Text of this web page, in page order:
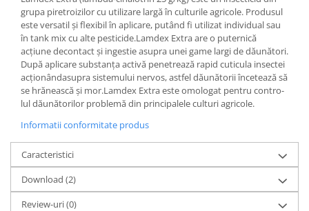
grupa piretroizilor cu utilizare largă în culturile agricole. Produsul
este versatil și flexibil în aplicare, putând fi utilizat individual sau
în tank mix cu alte pesticide.Lamdex Extra are o puternică
acțiune decontact și ingestie asupra unei game largi de dăunători.
După aplicare substanța activă penetrează rapid cuticula insectei
acționândasupra sistemului nervos, astfel dăunătorii încetează să
se hrănească și mor.Lamdex Extra este omologat pentru contro-
lul dăunătorilor problemă din principalele culturi agricole.
Informatii conformitate produs
Caracteristici
Download (2)
Review-uri(0)